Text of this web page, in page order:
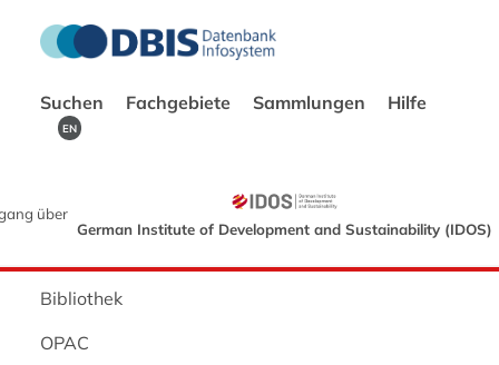
Suchen Fachgebiete Sammlungen Hilfe
EN
über
German Institute of Development and Sustainability (IDOS)
Bibliothek
OPAC